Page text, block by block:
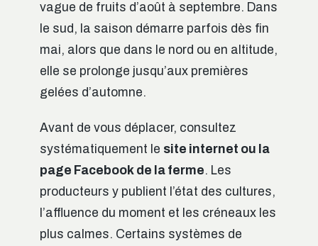
vague de fruits d’août à septembre. Dans
le sud, la saison démarre parfois dès fin
mai, alors que dans le nord ou en altitude,
elle se prolonge jusqu’aux premières
gelées d’automne.
Avant de vous déplacer, consultez
systématiquement le site internet ou la
page Facebook de la ferme. Les
producteurs y publient l’état des cultures,
l’affluence du moment et les créneaux les
plus calmes. Certains systèmes de